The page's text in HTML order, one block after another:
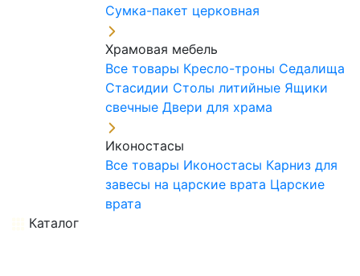
Сумка-пакет церковная
Храмовая мебель
Все товары Кресло-троны Седалища
Стасидии Столы литийные Ящики
свечные Двери для храма
Иконостасы
Все товары Иконостасы Карниз для
завесы на царские врата Царские
врата
Каталог